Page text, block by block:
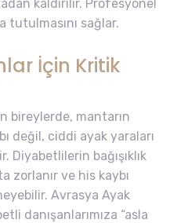
kaldırılır. Profesyonel
tutulmasını sağlar.
İçin Kritik
bireylerde, mantarın
değil, ciddi ayak yaraları
Diyabetlilerin bağışıklık
zorlanır ve his kaybı
Avrasya Ayak
danışanlarımıza “asla